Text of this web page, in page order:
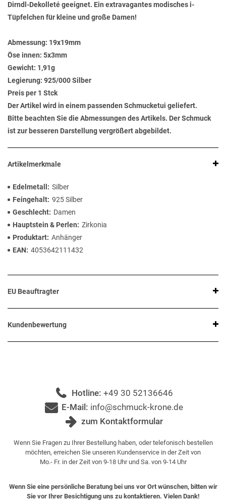
Dirndl-Dekolleté geeignet. Ein extravagantes modisches i-
Tüpfelchen für kleine und große Damen!
Abmessung: 19x19mm
Öse innen: 5x3mm
Gewicht: 1,91g
Legierung: 925/000 Silber
Preis per 1 Stck
Der Artikel wird in einem passenden Schmucketui geliefert.
Bitte beachten Sie die Abmessungen des Artikels. Der Schmuck
ist zur besseren Darstellung vergrößert abgebildet.
Artikelmerkmale
Edelmetall
Silber
Feingehalt 925 Silber
Geschlecht
Damen
Hauptstein & Perlen
Zirkonia
Produktart Anhänger
EAN
4053642111432
EU Beauftragter
Kundenbewertung
Hotline: +49 30 52136646
E-Mail: info@schmuck-krone.de
zum Kontaktformular
Wenn Sie Fragen zu Ihrer Bestellung haben, oder telefonisch bestellen
möchten, erreichen Sie unseren Kundenservice in der Zeit von
Mo.- Fr. in der Zeit von 9-18 Uhr und Sa. von 9-14 Uhr
Wenn Sie eine persönliche Beratung bei uns vor Ort wünschen, bitten wir
Sie vor Ihrer Besichtigung uns zu kontaktieren. Vielen Dank!